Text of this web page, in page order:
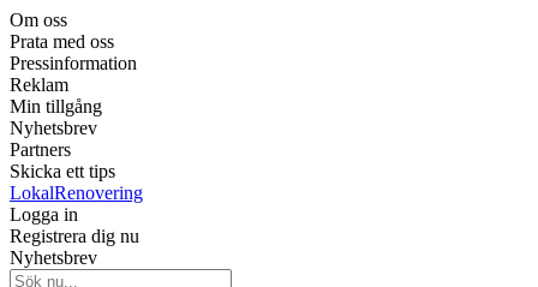
Om oss
Prata med oss
Pressinformation
Reklam
Min tillgång
Nyhetsbrev
Partners
Skicka ett tips
LokalRenovering
Logga in
Registrera dig nu
Nyhetsbrev